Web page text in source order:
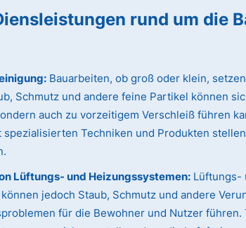
rund um die
Bauarbeiten, ob groß oder klein,
Schmutz und andere feine Partikel können
auch zu vorzeitigem Verschleiß führen
spezialisierten Techniken und Produkten
Lüftungs- und Heizungssystemen: Lüftungs-
jedoch Staub, Schmutz und andere
für die Bewohner und Nutzer